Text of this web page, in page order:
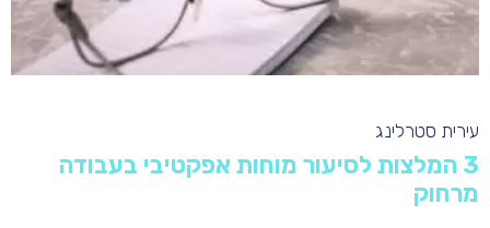
3 המלצות לסיעור מוחות אפקטיבי בעבודה
מרחוק
עירית סטרלינג